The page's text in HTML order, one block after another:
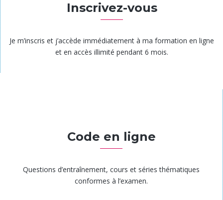
Inscrivez-vous
Je m’inscris et j’accède immédiatement à ma formation en ligne
et en accès illimité pendant 6 mois.
Code en ligne
Questions d’entraînement, cours et séries thématiques
conformes à l’examen.